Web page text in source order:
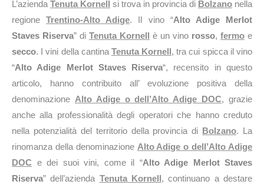
L’azienda Tenuta Kornell si trova in provincia di Bolzano nella
regioneTrentino-Alto Adige. Il vino “Alto Adige Merlot
Staves Riserva” di Tenuta Kornell è un vino rosso, fermo e
secco. I vini della cantina Tenuta Kornell, tra cui spicca il vino
“Alto Adige Merlot Staves Riserva“, recensito in questo
articolo, hanno contribuito all’ evoluzione positiva della
denominazione Alto Adige o dell’Alto Adige DOC, grazie
anche alla professionalità degli operatori che hanno creduto
nella potenzialità del territorio della provincia di Bolzano. La
rinomanza della denominazione Alto Adige o dell’Alto Adige
DOC e dei suoi vini, come il “Alto Adige Merlot Staves
Riserva” dell’azienda Tenuta Kornell, continuano a destare